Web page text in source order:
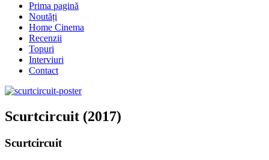
Prima pagină
Noutăți
Home Cinema
Recenzii
Topuri
Interviuri
Contact
Scurtcircuit (2017)
Scurtcircuit